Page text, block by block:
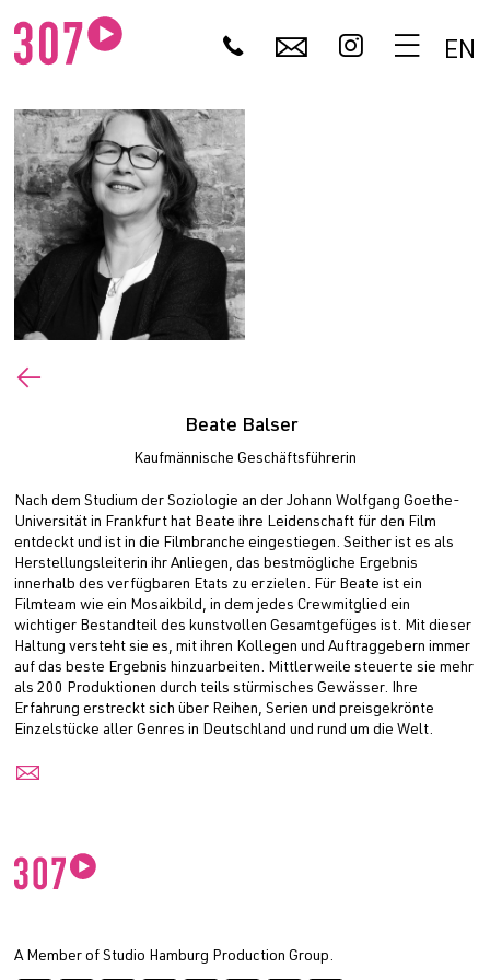
🕻 ✉   EN
←
Beate Balser
Kaufmännische Geschäftsführerin
Nach dem Studium der Soziologie an der Johann Wolfgang Goethe-
Universität in Frankfurt hat Beate ihre Leidenschaft für den Film
entdeckt und ist in die Filmbranche eingestiegen. Seither ist es als
Herstellungsleiterin ihr Anliegen, das bestmögliche Ergebnis
innerhalb des verfügbaren Etats zu erzielen. Für Beate ist ein
Filmteam wie ein Mosaikbild, in dem jedes Crewmitglied ein
wichtiger Bestandteil des kunstvollen Gesamtgefüges ist. Mit dieser
Haltung versteht sie es, mit ihren Kollegen und Auftraggebern immer
auf das beste Ergebnis hinzuarbeiten. Mittlerweile steuerte sie mehr
als 200 Produktionen durch teils stürmisches Gewässer. Ihre
Erfahrung erstreckt sich über Reihen, Serien und preisgekrönte
Einzelstücke aller Genres in Deutschland und rund um die Welt.
✉
A Member of Studio Hamburg Production Group.